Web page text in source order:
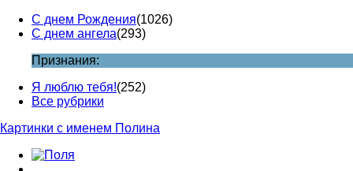
С днем Рождения(1026)
С днем ангела(293)
Признания:
Я люблю тебя!(252)
Все рубрики
Картинки с именем Полина